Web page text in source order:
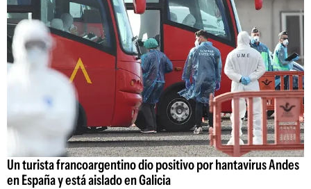
Un turista francoargentino dio positivo por hantavirus Andes
en España y está aislado en Galicia